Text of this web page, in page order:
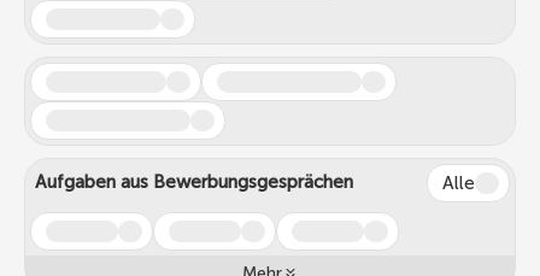
Aufgaben aus Bewerbungsgesprächen Alle